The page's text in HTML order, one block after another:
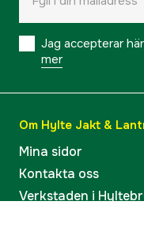
Jag accepterar
mer
Om Hylte Jakt &
Mina sidor
Kontakta oss
Verkstaden i